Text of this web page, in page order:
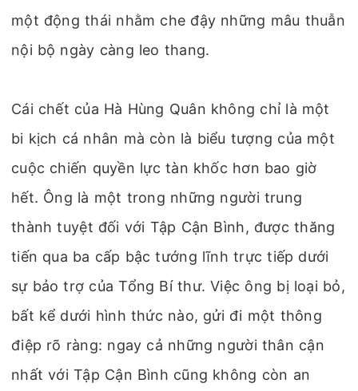
một động thái nhằm che đậy những mâu thuẫn
nội bộ ngày càng leo thang.
Cái chết của Hà Hùng Quân không chỉ là một
bi kịch cá nhân mà còn là biểu tượng của một
cuộc chiến quyền lực tàn khốc hơn bao giờ
hết. Ông là một trong những người trung
thành tuyệt đối với Tập Cận Bình, được thăng
tiến qua ba cấp bậc tướng lĩnh trực tiếp dưới
sự bảo trợ của Tổng Bí thư. Việc ông bị loại bỏ,
bất kể dưới hình thức nào, gửi đi một thông
điệp rõ ràng: ngay cả những người thân cận
nhất với Tập Cận Bình cũng không còn an